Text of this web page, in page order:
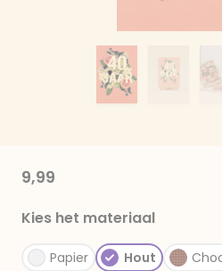
9,99
Kies het materiaal
Papier Hout